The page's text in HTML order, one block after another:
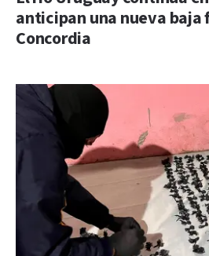
anticipan una nueva baja
Concordia